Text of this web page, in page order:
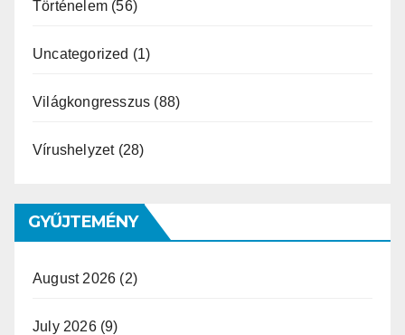
Történelem (56)
Uncategorized (1)
Világkongresszus (88)
Vírushelyzet(28)
GYŰJTEMÉNY
August 2026 (2)
July 2026(9)